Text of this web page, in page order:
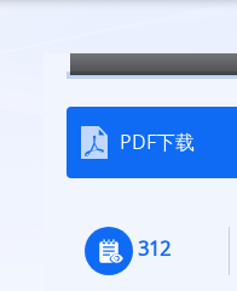
全屏 PDF下载
312